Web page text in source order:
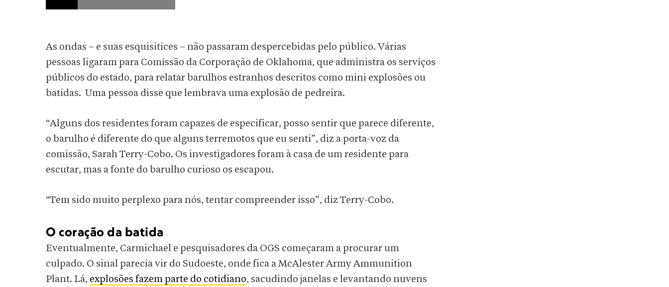
As ondas – e suas esquisitices – não passaram despercebidas pelo público. Várias
pessoas ligaram para Comissão da Corporação de Oklahoma, que administra os serviços
públicos do estado, para relatar barulhos estranhos descritos como mini explosões ou
batidas. Uma pessoa disse que lembrava uma explosão de pedreira.
“Alguns dos residentes foram capazes de especificar, posso sentir que parece diferente,
o barulho é diferente do que alguns terremotos que eu senti”, diz a porta-voz da
comissão, Sarah Terry-Cobo. Os investigadores foram à casa de um residente para
escutar, mas a fonte do barulho curioso os escapou.
“Tem sido muito perplexo para nós, tentar compreender isso”, diz Terry-Cobo.
O coração da batida
Eventualmente, Carmichael e pesquisadores da OGS começaram a procurar um
culpado. O sinal parecia vir do Sudoeste, onde fica a McAlester Army Ammunition
Plant. Lá, explosões fazem parte do cotidiano, sacudindo janelas e levantando nuvens